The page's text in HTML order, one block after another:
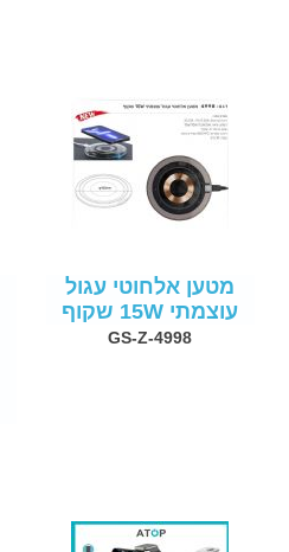
מטען אלחוטי עגול
עוצמתי 15W שקוף
GS-Z-4998